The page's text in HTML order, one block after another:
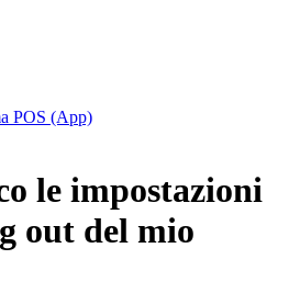
POS (App)
le impostazioni
out del mio